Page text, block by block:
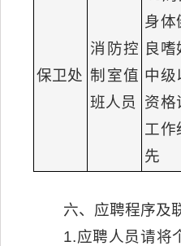
保卫处
消防控
制室值
班人员
身体
良
中级
资格
工作
先
六、应聘程序及
1.应聘人员请将